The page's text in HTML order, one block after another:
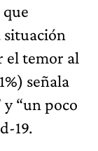
el temor al
señala
y “un poco
19.